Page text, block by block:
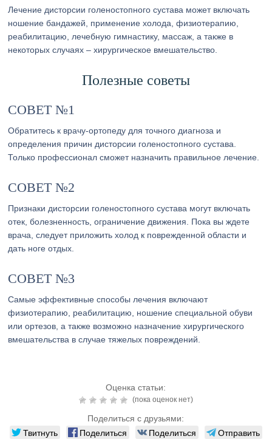
Лечение дисторсии голеностопного сустава может включать
ношение бандажей, применение холода, физиотерапию,
реабилитацию, лечебную гимнастику, массаж, а также в
некоторых случаях – хирургическое вмешательство.
Полезные советы
СОВЕТ №1
Обратитесь к врачу-ортопеду для точного диагноза и
определения причин дисторсии голеностопного сустава.
Только профессионал сможет назначить правильное лечение.
СОВЕТ №2
Признаки дисторсии голеностопного сустава могут включать
отек, болезненность, ограничение движения. Пока вы ждете
врача, следует приложить холод к поврежденной области и
дать ноге отдых.
СОВЕТ №3
Самые эффективные способы лечения включают
физиотерапию, реабилитацию, ношение специальной обуви
или ортезов, а также возможно назначение хирургического
вмешательства в случае тяжелых повреждений.
Оценка статьи:
(пока оценок нет)
Поделиться с друзьями:
Твитнуть Поделиться Поделиться
Отправить